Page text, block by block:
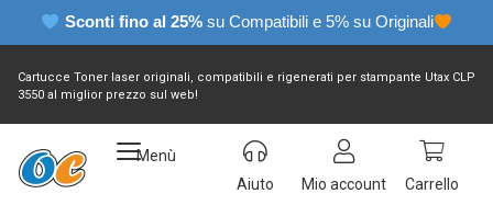
Sconti fino al 25% su Compatibili e 5% su Originali
Cartucce Toner laser originali, compatibili e rigenerati per stampante Utax CLP
3550 al miglior prezzo sul web!
Menù
Aiuto
Mio account Carrello